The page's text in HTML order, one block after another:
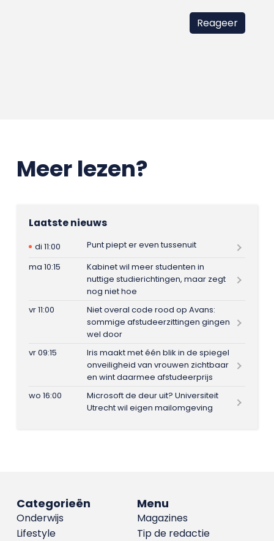
Meer lezen?
Laatste nieuws
di 11:00
Punt piept er even tussenuit
ma 10:15
Kabinet wil meer studenten in
nuttige studierichtingen, maar zegt
nog niet hoe
vr 11:00
Niet overal code rood op Avans:
sommige afstudeerzittingen gingen
wel door
vr 09:15
Iris maakt met één blik in de spiegel
onveiligheid van vrouwen zichtbaar
en wint daarmee afstudeerprijs
wo 16:00
Microsoft de deur uit? Universiteit
Utrecht wil eigen mailomgeving
Menu
Magazines
Tip de redactie
Categorieën
Onderwijs
Lifestyle